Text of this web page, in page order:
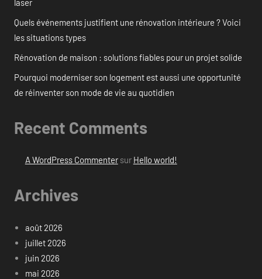
laser
Quels événements justifient une rénovation intérieure ? Voici
les situations types
Rénovation de maison : solutions fiables pour un projet solide
Pourquoi moderniser son logement est aussi une opportunité
de réinventer son mode de vie au quotidien
Recent Comments
A WordPress Commentersur Hello world!
Archives
août 2026
juillet 2026
juin 2026
mai 2026